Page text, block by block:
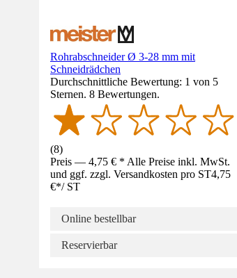
Rohrabschneider Ø 3-28 mm mit
Schneidrädchen
Durchschnittliche Bewertung: 1 von 5
Sternen. 8 Bewertungen.
(8)
Preis — 4,75 € * Alle Preise inkl. MwSt.
und ggf. zzgl. Versandkosten pro ST4,75
€*/ ST
Online bestellbar
Reservierbar